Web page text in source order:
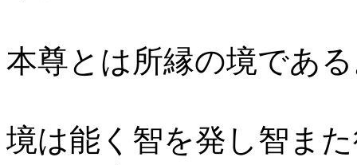
本尊とは所縁の境であ
境は能く智を発し智ま